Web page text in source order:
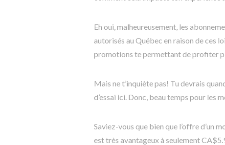
Eh oui, malheureusement, les
autorisés au Québec en raison de ces
promotions te permettant de profiter
Mais ne t’inquiète pas! Tu devrais
d’essai ici. Donc, beau temps pour les
Saviez-vous que bien que l’offre d’un
est très avantageux à seulement